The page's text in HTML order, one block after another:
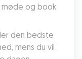
møde og book
den bedste
mens du vil